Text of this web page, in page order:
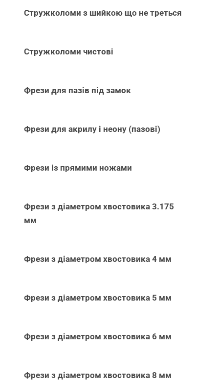
Стружколоми з шийкою що не треться
Стружколоми чистові
Фрези для пазів під замок
Фрези для акрилу і неону (пазові)
Фрези із прямими ножами
Фрези з діаметром хвостовика 3.175
мм
Фрези з діаметром хвостовика 4 мм
Фрези з діаметром хвостовика 5 мм
Фрези з діаметром хвостовика 6 мм
Фрези з діаметром хвостовика 8 мм